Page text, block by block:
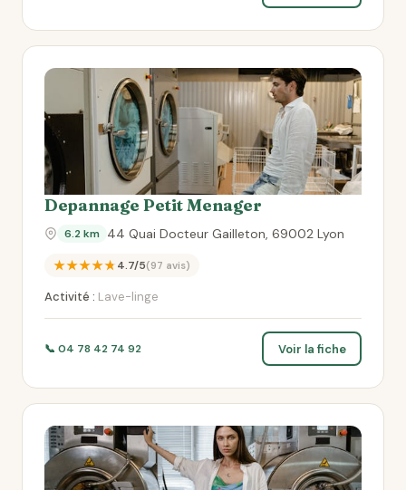
Depannage Petit Menager
6.2 km 44 Quai Docteur Gailleton, 69002 Lyon
★★★★★4.7/5(97 avis)
Activité : Lave-linge
📞 04 78 42 74 92 Voir la fiche